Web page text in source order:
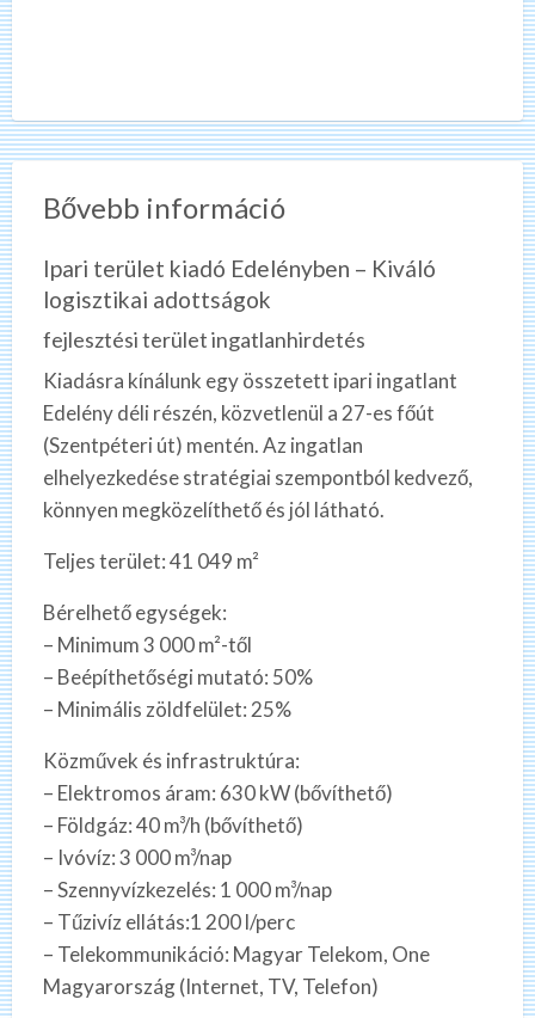
Bővebb információ
Ipari terület kiadó Edelényben – Kiváló
logisztikai adottságok
fejlesztési terület ingatlanhirdetés
Kiadásra kínálunk egy összetett ipari ingatlant
Edelény déli részén, közvetlenül a 27-es főút
(Szentpéteri út) mentén. Az ingatlan
elhelyezkedése stratégiai szempontból kedvező,
könnyen megközelíthető és jól látható.
Teljes terület: 41 049 m²
Bérelhető egységek:
– Minimum 3 000 m²-től
– Beépíthetőségi mutató: 50%
– Minimális zöldfelület: 25%
Közművek és infrastruktúra:
– Elektromos áram: 630 kW (bővíthető)
– Földgáz: 40 m³/h (bővíthető)
– Ivóvíz: 3 000 m³/nap
– Szennyvízkezelés: 1 000 m³/nap
– Tűzivíz ellátás:1 200 l/perc
– Telekommunikáció: Magyar Telekom, One
Magyarország (Internet, TV, Telefon)